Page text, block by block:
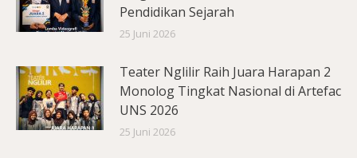
Pendidikan Sejarah
25 Juni 2026
Teater Nglilir Raih Juara Harapan 2
Monolog Tingkat Nasional di Artefac
UNS 2026
25 Juni 2026